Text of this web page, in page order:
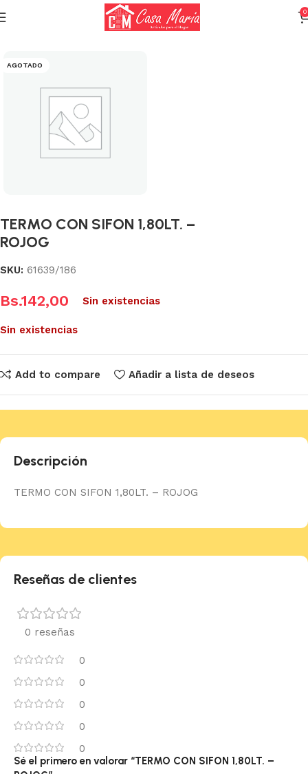
0
Termos y Tomatodos Termos con vidrio térmico
AGOTADO
TERMO CON SIFON 1,80LT. –
ROJOG
SKU: 61639/186
Bs.142,00 Sin existencias
Sin existencias
Add to compare Añadir a lista de deseos
Descripción
TERMO CON SIFON 1,80LT. – ROJOG
Reseñas de clientes
0 reseñas
0
0
0
0
0
Sé el primero en valorar “TERMO CON SIFON 1,80LT. –